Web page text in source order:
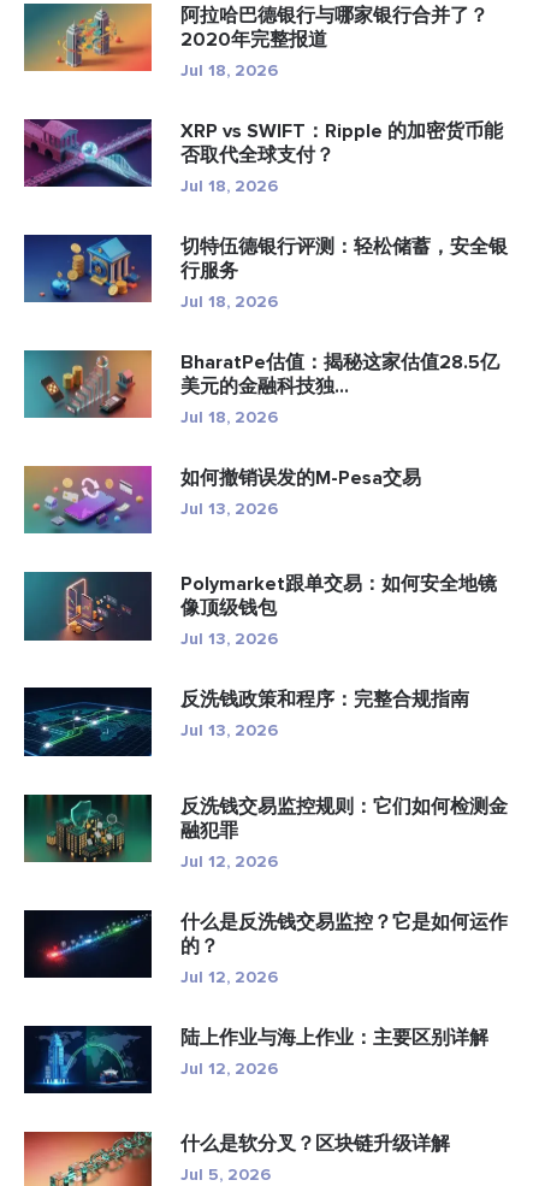
阿拉哈巴德银行与哪家银行合并了？
2020年完整报道
Jul 18, 2026
XRP vs SWIFT：Ripple 的加密货币能
否取代全球支付？
Jul 18, 2026
切特伍德银行评测：轻松储蓄，安全银
行服务
Jul 18, 2026
BharatPe估值：揭秘这家估值28.5亿
美元的金融科技独...
Jul 18, 2026
如何撤销误发的M-Pesa交易
Jul 13, 2026
Polymarket跟单交易：如何安全地镜
像顶级钱包
Jul 13, 2026
反洗钱政策和程序：完整合规指南
Jul 13, 2026
反洗钱交易监控规则：它们如何检测金
融犯罪
Jul 12, 2026
什么是反洗钱交易监控？它是如何运作
的？
Jul 12, 2026
陆上作业与海上作业：主要区别详解
Jul 12, 2026
什么是软分叉？区块链升级详解
Jul 5, 2026